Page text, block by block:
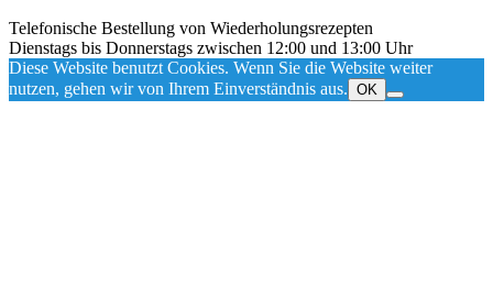
Telefonische Bestellung von Wiederholungsrezepten
Dienstags bis Donnerstags zwischen 12:00 und 13:00 Uhr
Diese Website benutzt Cookies. Wenn Sie die Website weiter
nutzen, gehen wir von Ihrem Einverständnis aus. OK